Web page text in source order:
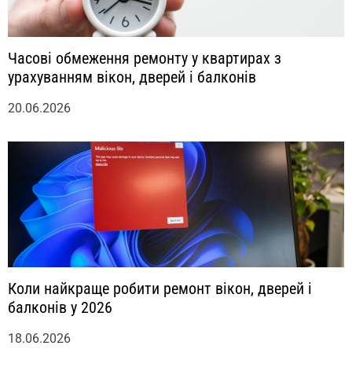
Часові обмеження ремонту у квартирах з
урахуванням вікон, дверей і балконів
20.06.2026
Коли найкраще робити ремонт вікон, дверей і
балконів у 2026
18.06.2026